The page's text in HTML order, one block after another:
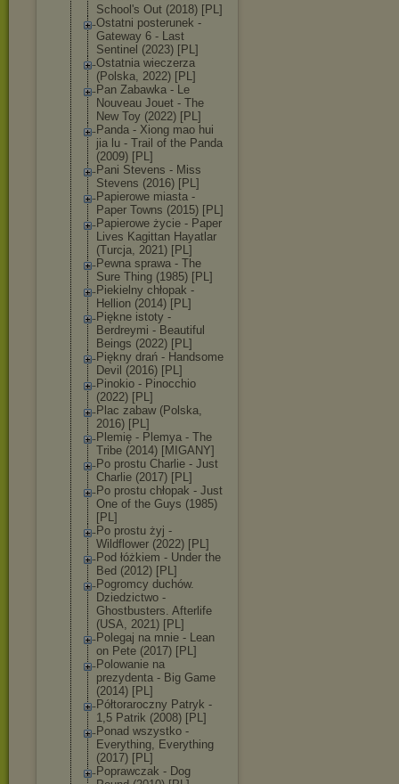
School's Out (2018) [PL]
Ostatni posterunek -
Gateway 6 - Last
Sentinel (2023) [PL]
Ostatnia wieczerza
(Polska, 2022) [PL]
Pan Zabawka - Le
Nouveau Jouet - The
New Toy (2022) [PL]
Panda - Xiong mao hui
jia lu - Trail of the Panda
(2009) [PL]
Pani Stevens - Miss
Stevens (2016) [PL]
Papierowe miasta -
Paper Towns (2015) [PL]
Papierowe życie - Paper
Lives Kagittan Hayatlar
(Turcja, 2021) [PL]
Pewna sprawa - The
Sure Thing (1985) [PL]
Piekielny chłopak -
Hellion (2014) [PL]
Piękne istoty -
Berdreymi - Beautiful
Beings (2022) [PL]
Piękny drań - Handsome
Devil (2016) [PL]
Pinokio - Pinocchio
(2022) [PL]
Plac zabaw (Polska,
2016) [PL]
Plemię - Plemya - The
Tribe (2014) [MIGANY]
Po prostu Charlie - Just
Charlie (2017) [PL]
Po prostu chłopak - Just
One of the Guys (1985)
[PL]
Po prostu żyj -
Wildflower (2022) [PL]
Pod łóżkiem - Under the
Bed (2012) [PL]
Pogromcy duchów.
Dziedzictwo -
Ghostbusters. Afterlife
(USA, 2021) [PL]
Polegaj na mnie - Lean
on Pete (2017) [PL]
Polowanie na
prezydenta - Big Game
(2014) [PL]
Półtoraroczny Patryk -
1,5 Patrik (2008) [PL]
Ponad wszystko -
Everything, Everything
(2017) [PL]
Poprawczak - Dog